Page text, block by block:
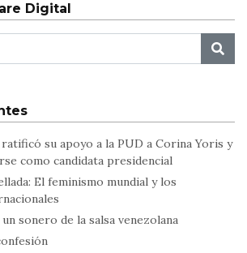
Digital
su apoyo a la PUD a Corina Yoris y
como candidata presidencial
El feminismo mundial y los
sonero de la salsa venezolana